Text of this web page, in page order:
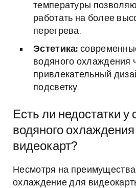
температуры
работать на более
перегрева.
Эстетика:
водяного охлаждения
привлекательный
подсветку.
Есть ли недостатки у
водяного
видеокарт?
Несмотря на
охлаждение для